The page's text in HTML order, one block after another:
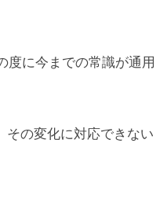
度に今までの常識が通用
その変化に対応できない